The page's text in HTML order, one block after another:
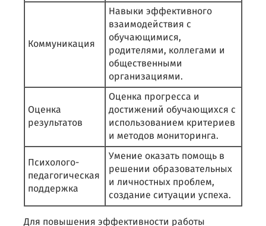
Коммуникация
Навыки эффективного
взаимодействия с
обучающимися,
родителями, коллегами и
общественными
организациями.
Оценка
результатов
Оценка прогресса и
достижений обучающихся с
использованием критериев
и методов мониторинга.
Психолого-
педагогическая
поддержка
Умение оказать помощь в
решении образовательных
и личностных проблем,
создание ситуации успеха.
Для повышения эффективности работы